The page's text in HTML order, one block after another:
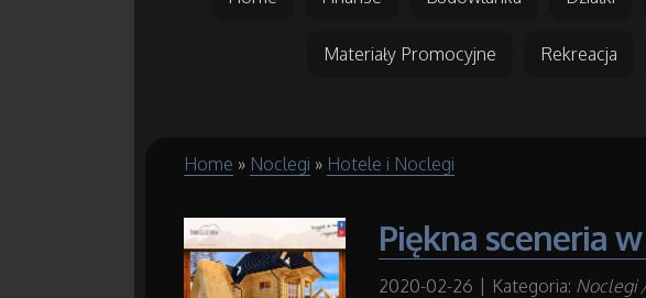
Materiały Promocyjne Rekreacja
Home » Noclegi » Hotele i Noclegi
Piękna sceneria
2020-02-26 Kategoria: Noclegi